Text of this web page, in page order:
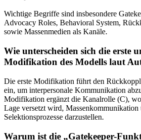
Wichtige Begriffe sind insbesondere
Advocacy Roles, Behavioral System,
sowie Massenmedien als Kanäle.
Wie unterscheiden sich die erste
Modifikation des Modells laut
Die erste Modifikation führt den
ein, um interpersonale Kommunikation
Modifikation ergänzt die Kanalrolle (C),
Lage versetzt wird, Massenkommunikation
Selektionsprozesse darzustellen.
Warum ist die „Gatekeeper-